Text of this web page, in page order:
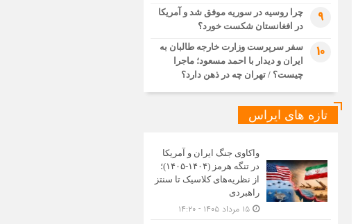
9
چرا روسیه در سوریه موفق شد و آمریکا
در افغانستان شکست خورد؟
10
سفر سرپرست وزارت خارجه طالبان به
ایران و دیدار با احمد مسعود؛ ماجرا
چیست؟ / تهران چه در ذهن دارد؟
تازه های ایراس
واکاوی جنگ ایران و آمریکا
در تنگه هرمز (۱۴۰۴-۱۴۰۵)؛
از نظریه‌های کلاسیک تا سنتز
راهبردی